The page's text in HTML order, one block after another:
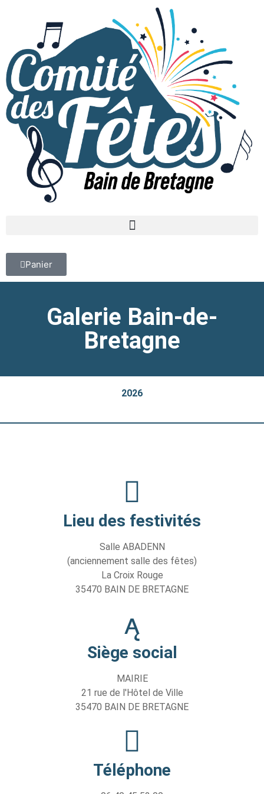
Panier
Galerie Bain-de-
Bretagne
2026
Lieu des festivités
Salle ABADENN
(anciennement salle des fêtes)
La Croix Rouge
35470 BAIN DE BRETAGNE
Siège social
MAIRIE
21 rue de l'Hôtel de Ville
35470 BAIN DE BRETAGNE
Téléphone